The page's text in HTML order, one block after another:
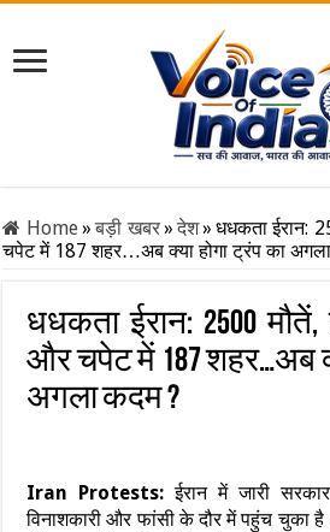
Home» बड़ी खबर»देश» धधकता ईरान:
चपेट में 187 शहर…अब क्या होगा ट्रंप का
धधकता ईरान: 2500 मौतें,
और चपेट में 187 शहर…अब
अगला कदम ?
Iran Protests: ईरान में जारी
विनाशकारी और फांसी के दौर में पहुंच चुका